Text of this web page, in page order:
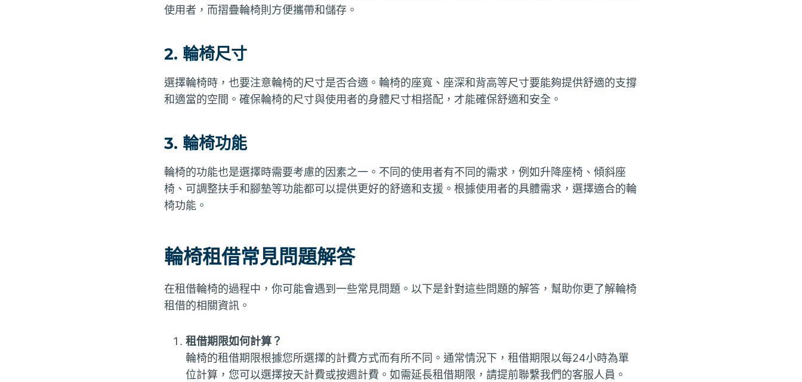
使用者，而摺疊輪椅則方便攜帶和儲存。
2. 輪椅尺寸
選擇輪椅時，也要注意輪椅的尺寸是否合適。輪椅的座寬、座深和背高等尺寸要能夠提供舒適的支撐
和適當的空間。確保輪椅的尺寸與使用者的身體尺寸相搭配，才能確保舒適和安全。
3. 輪椅功能
輪椅的功能也是選擇時需要考慮的因素之一。不同的使用者有不同的需求，例如升降座椅、傾斜座
椅、可調整扶手和腳墊等功能都可以提供更好的舒適和支援。根據使用者的具體需求，選擇適合的輪
椅功能。
輪椅租借常見問題解答
在租借輪椅的過程中，你可能會遇到一些常見問題。以下是針對這些問題的解答，幫助你更了解輪椅
租借的相關資訊。
租借期限如何計算？
輪椅的租借期限根據您所選擇的計費方式而有所不同。通常情況下，租借期限以每24小時為單
位計算，您可以選擇按天計費或按週計費。如需延長租借期限，請提前聯繫我們的客服人員。